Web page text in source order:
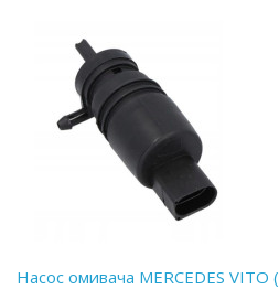
Насос омивача MERCEDES